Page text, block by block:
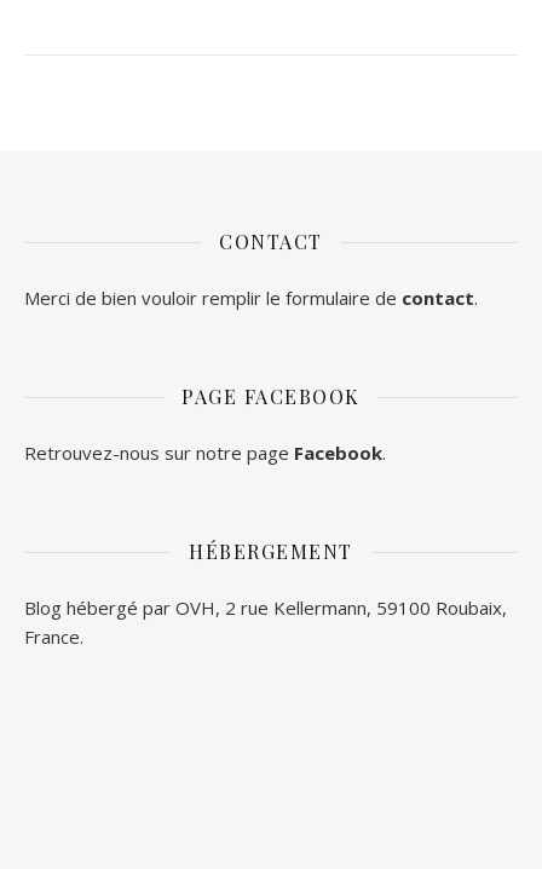
CONTACT
Merci de bien vouloir remplir le formulaire de contact.
PAGE FACEBOOK
Retrouvez-nous sur notre page Facebook.
HÉBERGEMENT
Blog hébergé par OVH, 2 rue Kellermann, 59100 Roubaix,
France.